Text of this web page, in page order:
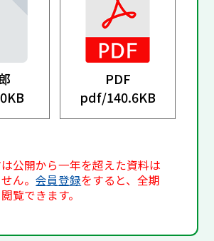
PDF
pdf/140.6KB
公開から一年を超えた資料は
ん。会員登録をすると、全期
覧できます。